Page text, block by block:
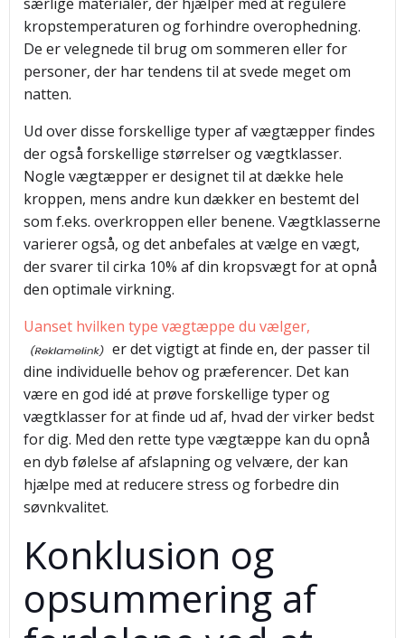
kropstemperaturen og forhindre overophedning.
De er velegnede til brug om sommeren eller for
personer, der har tendens til at svede meget om
natten.
Ud over disse forskellige typer af vægtæpper findes
der også forskellige størrelser og vægtklasser.
Nogle vægtæpper er designet til at dække hele
kroppen, mens andre kun dækker en bestemt del
som f.eks. overkroppen eller benene. Vægtklasserne
varierer også, og det anbefales at vælge en vægt,
der svarer til cirka 10% af din kropsvægt for at opnå
den optimale virkning.
Uanset hvilken type vægtæppe du vælger,
er det vigtigt at finde en, der passer til
dine individuelle behov og præferencer. Det kan
være en god idé at prøve forskellige typer og
vægtklasser for at finde ud af, hvad der virker bedst
for dig. Med den rette type vægtæppe kan du opnå
en dyb følelse af afslapning og velvære, der kan
hjælpe med at reducere stress og forbedre din
søvnkvalitet.
Konklusion og
opsummering af